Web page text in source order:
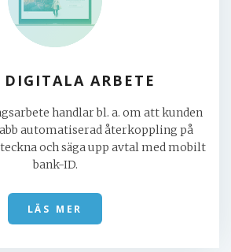
DIGITALA ARBETE
handlar bl. a. om att kunden
automatiserad återkoppling på
och säga upp avtal med mobilt
bank-ID.
LÄS MER